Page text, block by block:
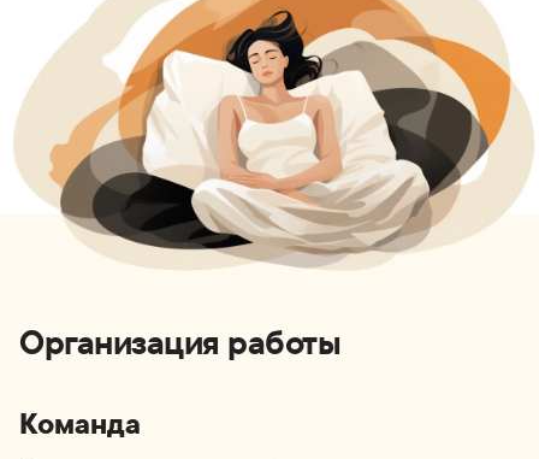
Организация работы
Команда